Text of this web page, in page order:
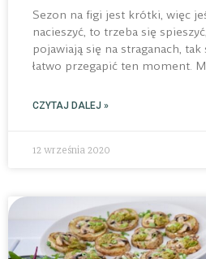
Sezon na figi jest krótki, więc
nacieszyć, to trzeba się
pojawiają się na straganach,
łatwo przegapić ten moment.
CZYTAJ DALEJ »
12 września 2020